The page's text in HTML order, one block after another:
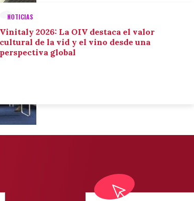
NOTICIAS
Vinitaly 2026: La OIV destaca el valor
cultural de la vid y el vino desde una
perspectiva global